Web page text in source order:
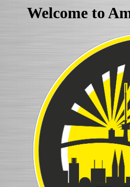
Welcome to